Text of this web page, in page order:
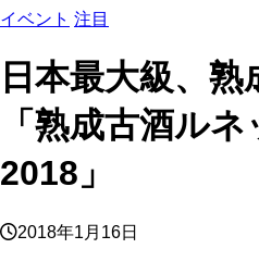
イベント 注目
日本最大級、
「熟成古酒ル
2018」
2018年1月16日